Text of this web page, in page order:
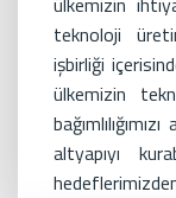
teknoloji
işbirliği
ülkemizin
altyapıyı